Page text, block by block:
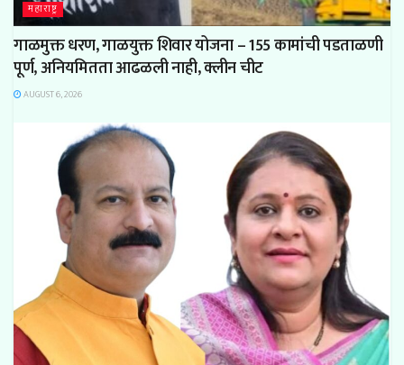
महाराष्ट्र
गाळमुक्त धरण, गाळयुक्त शिवार योजना – 155 कामांची पडताळणी
पूर्ण, अनियमितता आढळली नाही, क्लीन चीट
AUGUST 6, 2026